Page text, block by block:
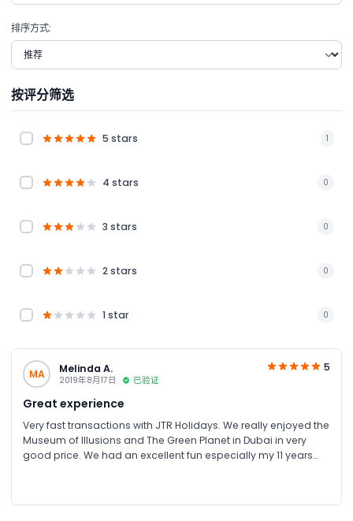
排序方式:
按评分筛选
5 stars 1
4 stars 0
3 stars 0
2 stars 0
1 star 0
MA Melinda A.
2019年8月17日 已验证
5
Great experience
Very fast transactions with JTR Holidays. We really enjoyed the
Museum of Illusions and The Green Planet in Dubai in very
good price. We had an excellent fun especially my 11 years